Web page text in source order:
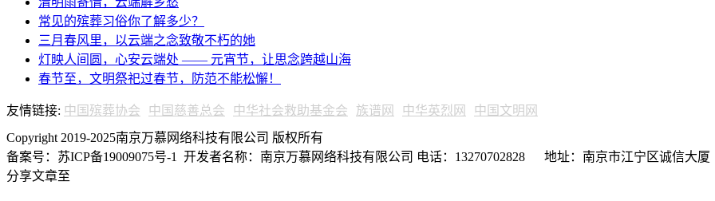
常见的殡葬习俗你了解多少？
三月春风里，以云端之念致敬不朽的她
灯映人间圆，心安云端处 —— 元宵节，让思念跨越山海
春节至，文明祭祀过春节，防范不能松懈！
友情链接: 中国殡葬协会 中国慈善总会 中华社会救助基金会 族谱网 中华英烈网
中国文明网
Copyright 2019-2025南京万慕网络科技有限公司 版权所有
备案号：苏ICP备19009075号-1
开发者名称：南京万慕网络科技有限公司 电话：13270702828 地址：南京市江宁区诚信大厦
分享文章至